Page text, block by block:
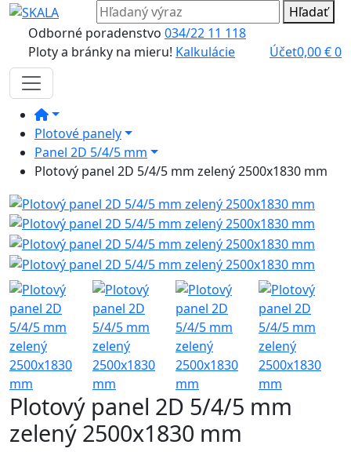
Hľadať
Odborné poradenstvo 034/22 11 118
Ploty a bránky na mieru! Kalkulácie Účet0,00€0
Plotové panely
Panel 2D 5/4/5 mm
Plotový panel 2D 5/4/5 mm zelený 2500x1830 mm
Plotový panel 2D 5/4/5 mm
zelený 2500x1830 mm